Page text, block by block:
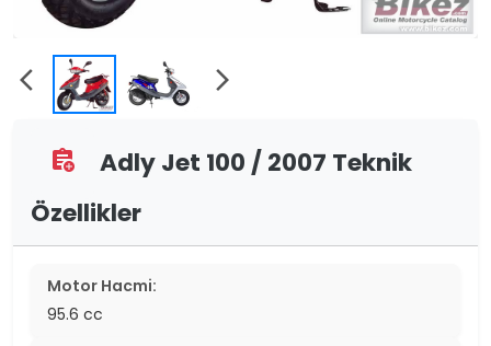
arrow_back_ios arrow_forward_ios
assignment_add
Adly Jet 100 / 2007 Teknik
Özellikler
Motor Hacmi:
95.6 cc